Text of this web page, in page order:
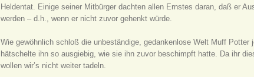
Heldentat. Einige seiner Mitbürger dachten allen Ernstes daran, daß er
werden – d.h., wenn er nicht zuvor gehenkt würde.
Wie gewöhnlich schloß die unbeständige, gedankenlose Welt Muff
hätschelte ihn so ausgiebig, wie sie ihn zuvor beschimpft hatte. Da ihr
wollen wir’s nicht weiter tadeln.